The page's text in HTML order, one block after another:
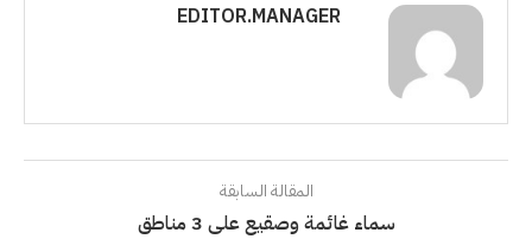
EDITOR.MANAGER
المقالة السابقة
سماء غائمة وصقيع على 3 مناطق